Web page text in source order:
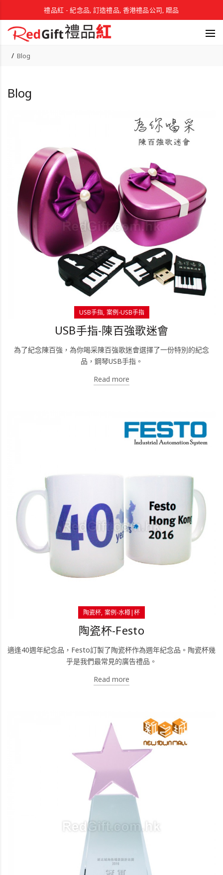
禮品紅 - 紀念品, 訂造禮品, 香港禮品公司, 贈品
Blog
Blog
USB手指 案例-USB手指
USB手指-陳百強歌迷會
為了紀念陳百強，為你喝采陳百強歌迷會選擇了一份特別的紀念
品，鋼琴USB手指。
Read more
陶瓷杯 案例-水樽|杯
陶瓷杯-Festo
適逢40週年紀念品，Festo訂製了陶瓷杯作為週年紀念品。陶瓷杯幾
乎是我們最常見的廣告禮品。
Read more